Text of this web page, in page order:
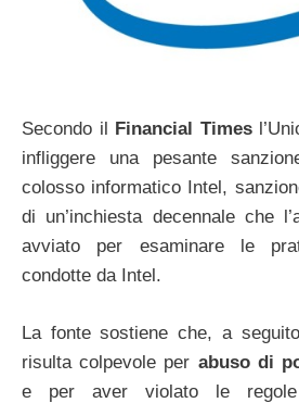
Secondo il Financial Times
infliggere una pesante
colosso informatico Intel,
di un’inchiesta decennale che
avviato per esaminare le
condotte da Intel.
La fonte sostiene che, a
risulta colpevole per abuso di
e per aver violato le regole